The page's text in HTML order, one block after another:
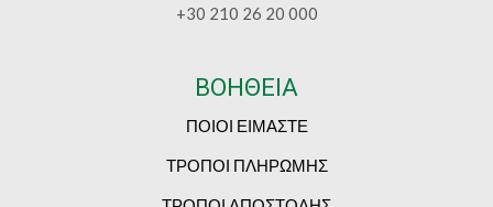
+30 210 26 20 000
ΒΟΗΘΕΙΑ
ΠΟΙΟΙ ΕΙΜΑΣΤΕ
ΤΡΟΠΟΙ ΠΛΗΡΩΜΗΣ